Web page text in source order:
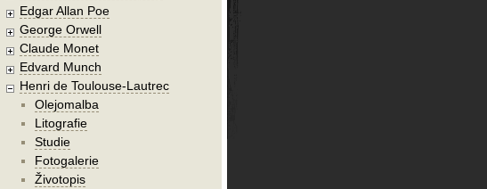
Edgar Allan Poe
George Orwell
Claude Monet
Edvard Munch
Henri de Toulouse-Lautrec
Olejomalba
Litografie
Studie
Fotogalerie
Životopis